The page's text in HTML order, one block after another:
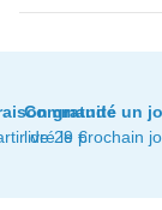
gratuite
de 29 €
Commandé un
livré le prochain